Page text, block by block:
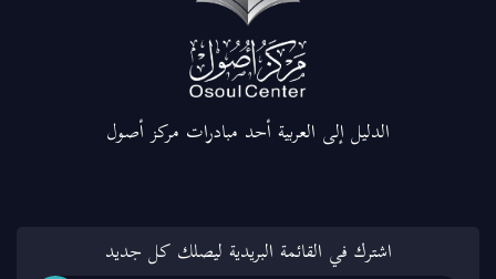
الدليل إلى العربية أحد مبادرات مركز أصول
اشترك في القائمة البريدية ليصلك كل جديد